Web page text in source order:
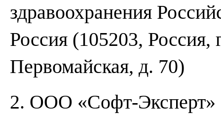
здравоохранения
Россия (105203,
Первомайская, д. 70)
2. ООО «Софт-Эксперт»